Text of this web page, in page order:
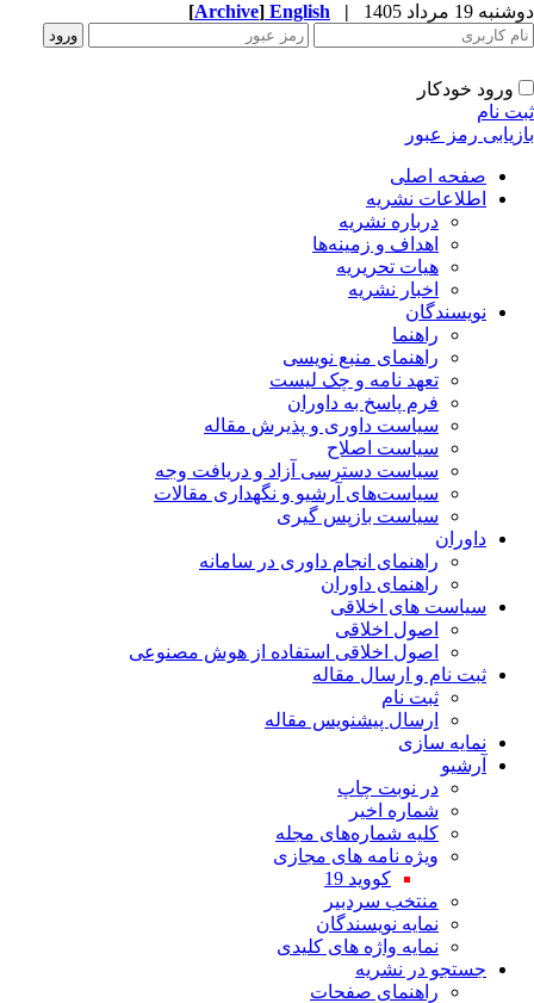
19 مرداد 1405 |
English
[Archive]
ورود خودکار
نام
رمز عبور
صفحه اصلی
اطلاعات نشریه
درباره نشریه
اهداف و زمینه‌ها
هیات تحریریه
اخبار نشریه
نویسندگان
راهنما
راهنمای منبع نویسی
تعهد نامه و چک لیست
فرم پاسخ به داوران
سیاست داوری و پذیرش مقاله
سیاست اصلاح
سیاست دسترسی آزاد و دریافت وجه
سیاست‌های آرشیو و نگهداری مقالات
سیاست بازپس گیری
داوران
راهنمای انجام داوری در سامانه
راهنمای داوران
سیاست های اخلاقی
اصول اخلاقی
اصول اخلاقی استفاده از هوش مصنوعی
ثبت نام و ارسال مقاله
ثبت نام
ارسال پیشنویس مقاله
نمایه سازی
آرشیو
در نوبت چاپ
شماره اخیر
کلیه شماره‌های مجله
ویژه نامه های مجازی
کووید 19
منتخب سردبیر
نمایه نویسندگان
نمایه واژه های کلیدی
جستجو در نشریه
راهنمای صفحات